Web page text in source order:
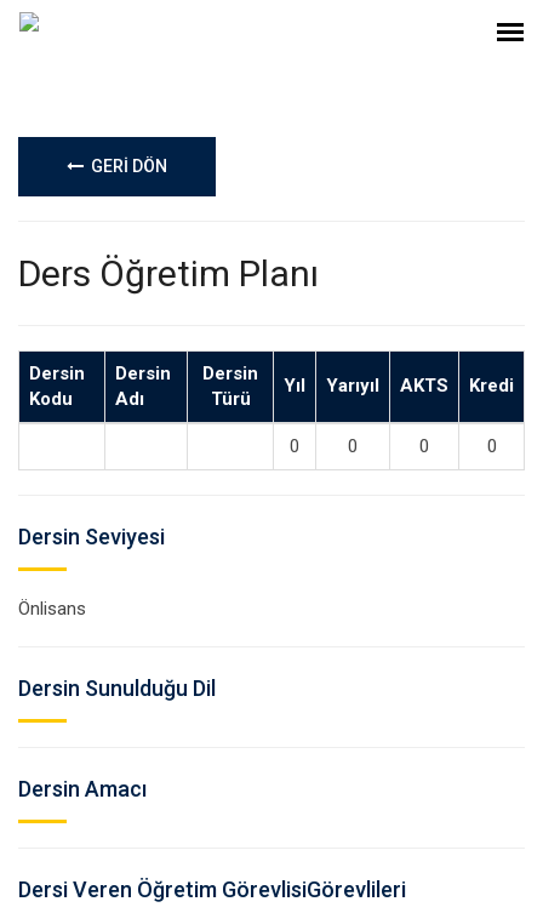
GERİ DÖN
Ders Öğretim Planı
Dersin
Kodu
Dersin
Adı
Dersin
Türü
Yıl Yarıyıl AKTS Kredi
0 0 0 0
Dersin Seviyesi
Önlisans
Dersin Sunulduğu Dil
Dersin Amacı
Dersi Veren Öğretim GörevlisiGörevlileri